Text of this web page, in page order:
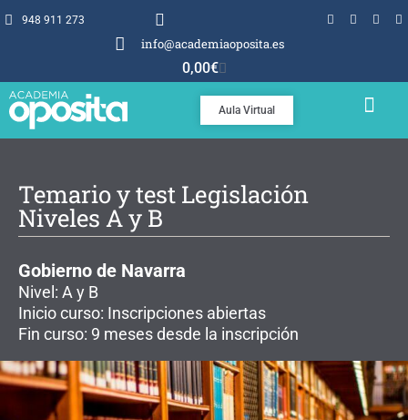
948 911 273
info@academiaoposita.es
0,00€
Aula Virtual
Temario y test Legislación
Niveles A y B
Gobierno de Navarra
Nivel: A y B
Inicio curso: Inscripciones abiertas
Fin curso: 9 meses desde la inscripción